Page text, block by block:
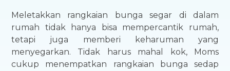
Meletakkan rangkaian bunga segar di dalam
rumah tidak hanya bisa mempercantik rumah,
tetapi juga memberi keharuman yang
menyegarkan. Tidak harus mahal kok, Moms
cukup menempatkan rangkaian bunga sedap